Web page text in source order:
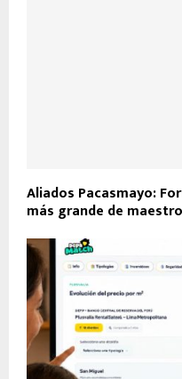
Aliados Pacasmayo:
más grande de